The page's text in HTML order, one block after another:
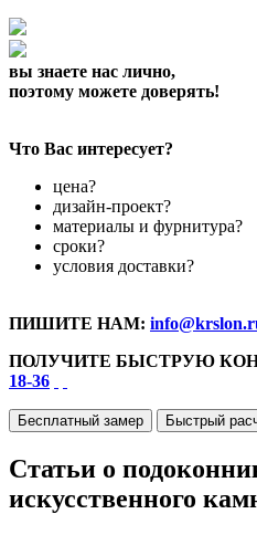
вы знаете нас лично,
поэтому можете доверять!
Что Вас интересует?
цена?
дизайн-проект?
материалы и фурнитура?
сроки?
условия доставки?
ПИШИТЕ НАМ:
ПОЛУЧИТЕ БЫСТРУЮ
18-36
Бесплатный замер Быстрый
Статьи о
искусственного